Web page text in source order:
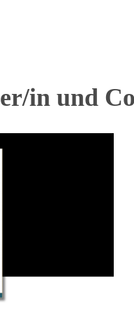
in und